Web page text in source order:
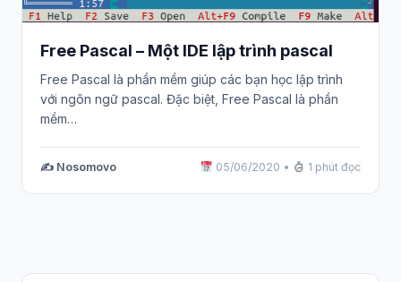
Free Pascal – Một IDE lập trình pascal
Free Pascal là phần mềm giúp các bạn học lập trình
với ngôn ngữ pascal. Đặc biệt, Free Pascal là phần
mềm…
✍️ Nosomovo 05/06/2020 • 1 phút đọc